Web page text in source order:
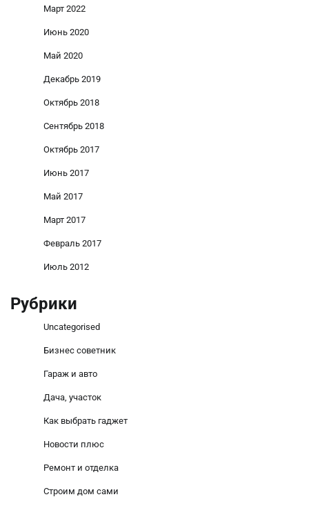
Март 2022
Июнь 2020
Май 2020
Декабрь 2019
Октябрь 2018
Сентябрь 2018
Октябрь 2017
Июнь 2017
Май 2017
Март 2017
Февраль 2017
Июль 2012
Рубрики
Uncategorised
Бизнес советник
Гараж и авто
Дача, участок
Как выбрать гаджет
Новости плюс
Ремонт и отделка
Строим дом сами